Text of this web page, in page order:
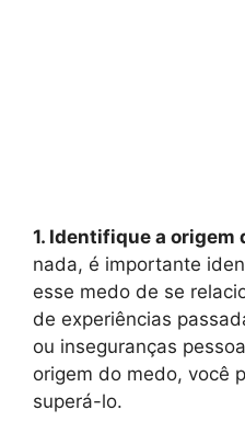
1. Identifique a origem
nada, é importante
esse medo de se
de experiências
ou inseguranças
origem do medo, você
superá-lo.